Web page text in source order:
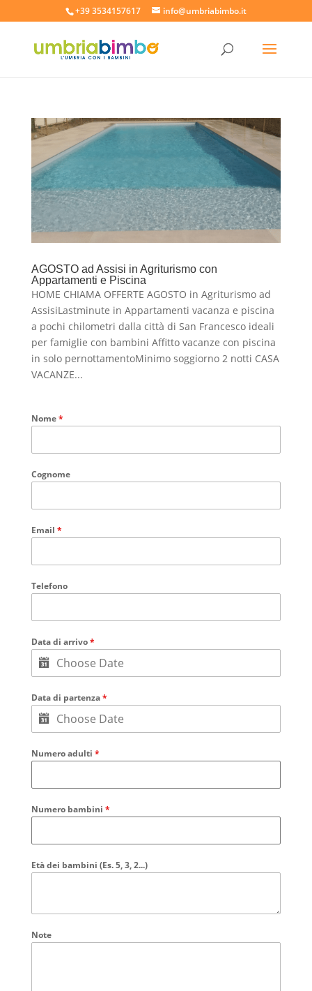
+39 3534157617 info@umbriabimbo.it
AGOSTO ad Assisi in Agriturismo con
Appartamenti e Piscina
HOME CHIAMA OFFERTE AGOSTO in Agriturismo ad
AssisiLastminute in Appartamenti vacanza e piscina
a pochi chilometri dalla città di San Francesco ideali
per famiglie con bambini Affitto vacanze con piscina
in solo pernottamentoMinimo soggiorno 2 notti CASA
VACANZE...
Nome*
Cognome
Email *
Telefono
Data di arrivo*
Data di partenza*
Numero adulti *
Numero bambini *
Età dei bambini (Es. 5, 3, 2...)
Note